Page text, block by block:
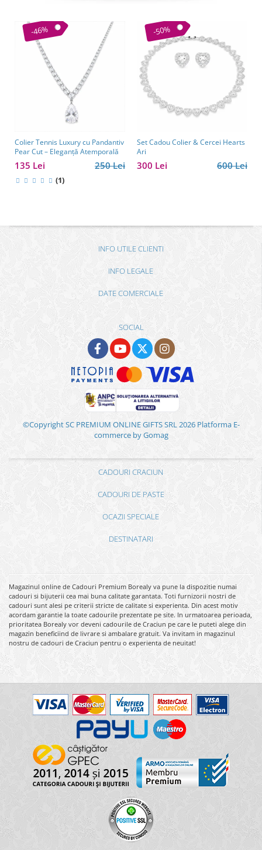
-46%
Colier Tennis Luxury cu Pandantiv
Pear Cut – Eleganță Atemporală
250 Lei
135 Lei
(1)
-50%
Set Cadou Colier & Cercei Hearts
Ari
600 Lei
300 Lei
INFO UTILE CLIENTI
INFO LEGALE
DATE COMERCIALE
SOCIAL
©Copyright SC PREMIUM ONLINE GIFTS SRL 2026 Platforma E-
commerce by Gomag
CADOURI CRACIUN
CADOURI DE PASTE
OCAZII SPECIALE
DESTINATARI
Magazinul online de Cadouri Premium Borealy va pune la dispozitie numai
cadouri si bijuterii cea mai buna calitate garantata. Toti furnizorii nostri de
cadouri sunt alesi pe criterii stricte de calitate si experienta. Din acest motiv
acordam garantie la toate cadourile prezentate pe site. In urmatoarea perioada,
prioritatea Borealy vor deveni cadourile de Craciun pe care le puteti alege din
magazin beneficiind de livrare si ambalare gratuit. Va invitam in magazinul
nostru de cadouri de Craciun pentru o experienta de neuitat!